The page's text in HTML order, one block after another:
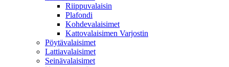
Riippuvalaisin
Plafondi
Kohdevalaisimet
Kattovalaisimen Varjostin
Pöytävalaisimet
Lattiavalaisimet
Seinävalaisimet